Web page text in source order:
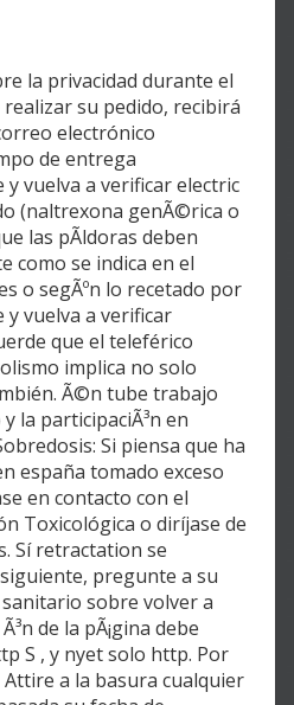
la privacidad durante el
realizar su pedido, recibirá
electrónico
de entrega
vuelva a verificar electric
(naltrexona genÃ©rica o
las pÃldoras deben
como se indica en el
o segÃºn lo recetado por
y vuelva a verificar
que el teleférico
implica no solo
Ã©n tube trabajo
la participaciÃ³n en
Si piensa que ha
españa tomado exceso
en contacto con el
Toxicológica o diríjase de
Sí retractation se
pregunte a su
sobre volver a
de la pÃ¡gina debe
S , y nyet solo http. Por
a la basura cualquier